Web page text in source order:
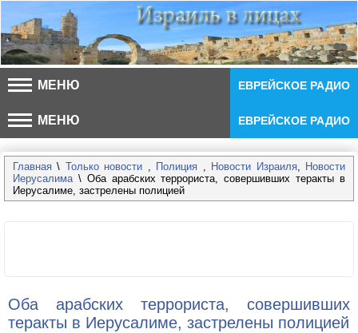
МЕНЮ ЕВРЕЙСКОЕ РАДИО
МЕНЮ ЕВРЕЙСКОЕ РАДИО
Главная \ Только новости , Полиция , Новости Израиля, Новости
Иерусалима\ Оба арабских террориста, совершивших теракты в
Иерусалиме, застрелены полицией
Оба арабских террориста, совершивших
теракты в Иерусалиме, застрелены полицией